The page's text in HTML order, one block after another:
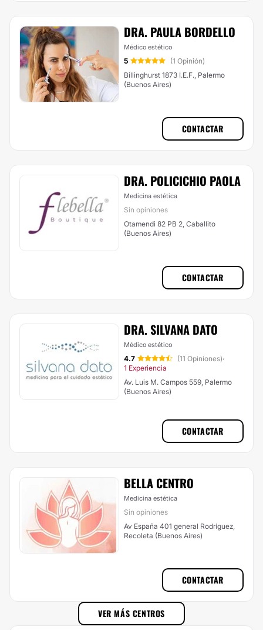
DRA. PAULA BORDELLO
Médico estético
5
(1 Opinión)
Billinghurst 1873 I.E.F., Palermo
(Buenos Aires)
CONTACTAR
DRA. POLICICHIO PAOLA
Medicina estética
Sin opiniones
Otamendi 82 PB 2, Caballito
(Buenos Aires)
CONTACTAR
DRA. SILVANA DATO
Médico estético
4.7 (11 Opiniones)·
1 Experiencia
Av. Luis M. Campos 559, Palermo
(Buenos Aires)
CONTACTAR
BELLA CENTRO
Medicina estética
Sin opiniones
Av España 401 general Rodríguez,
Recoleta (Buenos Aires)
CONTACTAR
VER MÁS CENTROS